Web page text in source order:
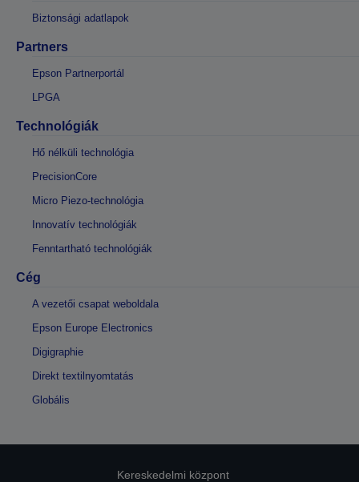
Biztonsági adatlapok
Partners
Epson Partnerportál
LPGA
Technológiák
Hő nélküli technológia
PrecisionCore
Micro Piezo-technológia
Innovatív technológiák
Fenntartható technológiák
Cég
A vezetői csapat weboldala
Epson Europe Electronics
Digigraphie
Direkt textilnyomtatás
Globális
Kereskedelmi központ